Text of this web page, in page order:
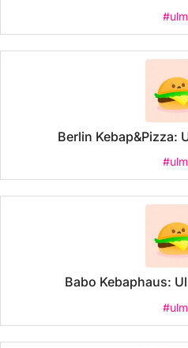
#ulm
Berlin Kebap&Pizza:
#ulm
Babo Kebaphaus:
#ulm